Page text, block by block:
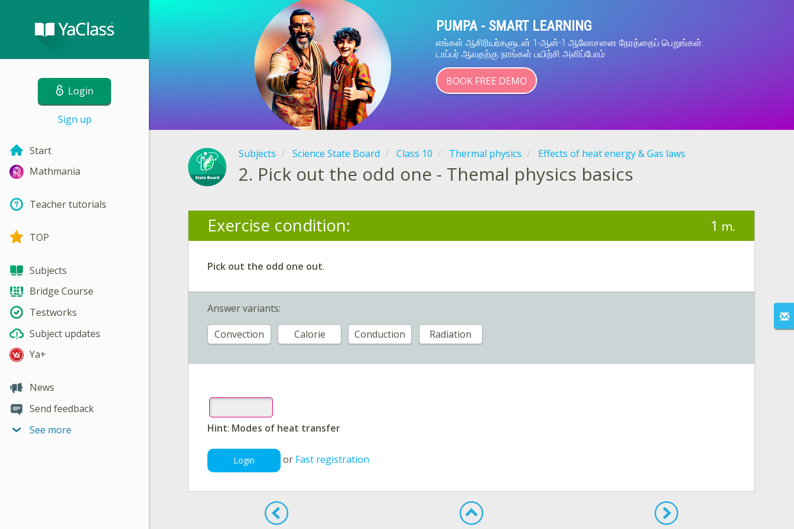
Login
Sign up
Start
Mathmania
Teacher tutorials
TOP
Subjects
Bridge Course
Testworks
Subject updates
Ya+
News
Send feedback
See more
PUMPA - SMART LEARNING
எங்கள் ஆசிரியர்களுடன் 1-ஆன்-1 ஆலோசனை நேரத்தைப் பெறுங்கள்.
டாப்பர் ஆவதற்கு நாங்கள் பயிற்சி அளிப்போம்
BOOK FREE DEMO
Subjects Science State Board Class 10 Thermal physics Effects of heat energy & Gas laws
2. Pick out the odd one - Themal physics basics
Exercise condition: 1 m.
Pick out the odd one out.
Answer variants:
Convection
Calorie Conduction Radiation
Hint: Modes of heat transfer
Login or Fast registration